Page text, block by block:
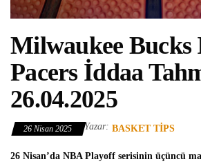
Milwaukee Bucks
Pacers İddaa
26.04.2025
26 Nisan 2025 Yazar: BASKET TIPS
26 Nisan’da NBA Playoff serisinin üçüncü